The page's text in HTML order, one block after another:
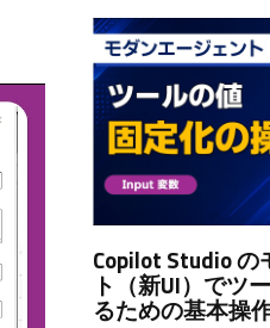
Copilot Studio
ト（新UI）でツ
るための基本操